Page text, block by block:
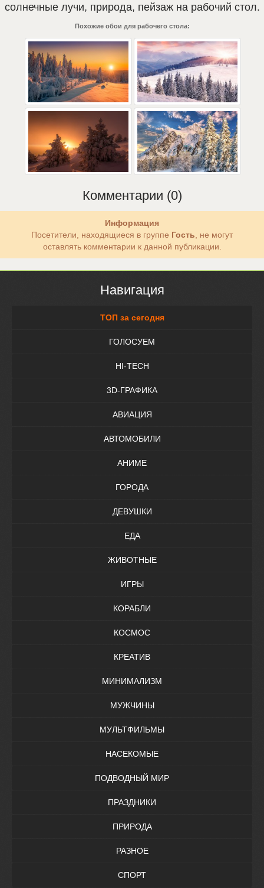
солнечные лучи, природа, пейзажна рабочий стол.
Похожие обои для рабочего стола:
Комментарии (0)
Информация
Посетители, находящиеся в группе Гость , не могут
оставлять комментарии к данной публикации.
Навигация
ТОП за сегодня
ГОЛОСУЕМ
HI-TECH
3D-ГРАФИКА
АВИАЦИЯ
АВТОМОБИЛИ
АНИМЕ
ГОРОДА
ДЕВУШКИ
ЕДА
ЖИВОТНЫЕ
ИГРЫ
КОРАБЛИ
КОСМОС
КРЕАТИВ
МИНИМАЛИЗМ
МУЖЧИНЫ
МУЛЬТФИЛЬМЫ
НАСЕКОМЫЕ
ПОДВОДНЫЙ МИР
ПРАЗДНИКИ
ПРИРОДА
РАЗНОЕ
СПОРТ